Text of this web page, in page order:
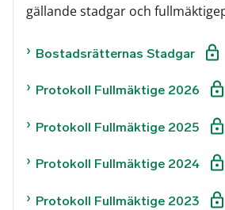
gällande stadgar och
Bostadsrätternas Stadgar
Protokoll Fullmäktige 2026
Protokoll Fullmäktige 2025
Protokoll Fullmäktige 2024
Protokoll Fullmäktige 2023